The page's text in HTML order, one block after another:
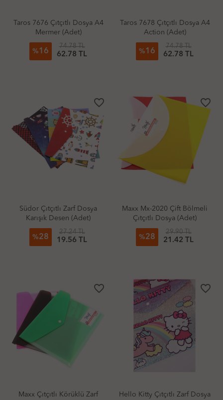
Taros 7676 Çıtçıtlı Dosya A4
Mermer (Adet)
%16
74.78 TL
62.78 TL
Taros 7678 Çıtçıtlı Dosya A4
Action (Adet)
%16
74.78 TL
62.78 TL
favorite_border
Südor Çıtçıtlı Zarf Dosya
Karışık Desen (Adet)
%28
27.24 TL
19.56 TL
favorite_border
Maxx Mx-2020 Çift Bölmeli
Çıtçıtlı Dosya (Adet)
%28
29.90 TL
21.42 TL
favorite_border
Maxx Çıtçıtlı Körüklü Zarf
favorite_border
Hello Kitty Çıtçıtlı Zarf Dosya